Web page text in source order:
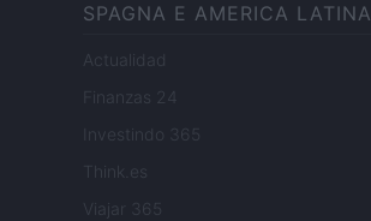
SPAGNA E AMERICA LATINA
Actualidad
Finanzas 24
Investindo 365
Think.es
Viajar 365